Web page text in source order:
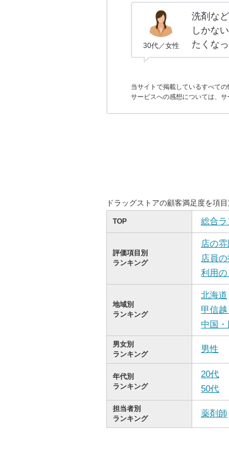
30代／女性
洗剤な
しかな
たくな
当サイトで掲載しているすべて
サービスへの感想については、
ドラッグストアの顧客満足度を項
TOP 総合
評価項目別
ランキング
店の
店員
利用の
地域別
ランキング
北海道
甲信
中国・
男女別
ランキング
男性
年代別
ランキング
20代
50代
担当者別
ランキング
薬剤師